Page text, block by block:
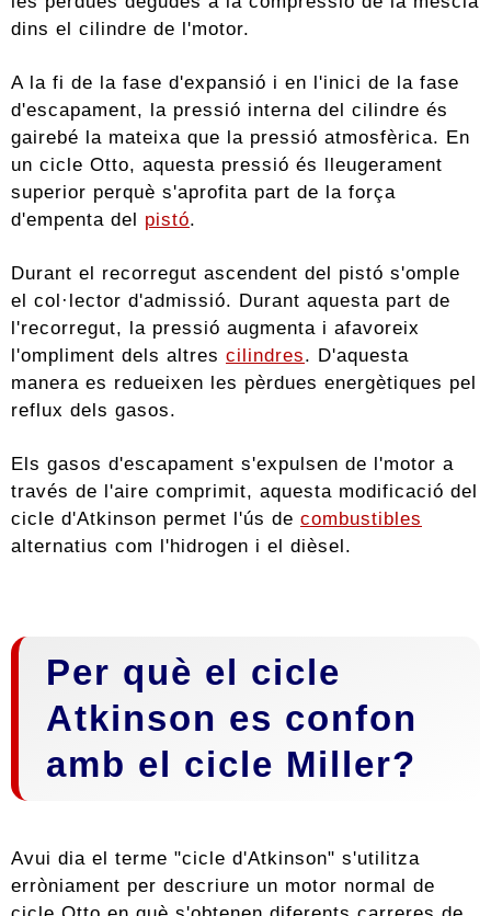
dins el cilindre de l'motor.
A la fi de la fase d'expansió i en l'inici de la fase
d'escapament, la pressió interna del cilindre és
gairebé la mateixa que la pressió atmosfèrica. En
un cicle Otto, aquesta pressió és lleugerament
superior perquè s'aprofita part de la força
d'empenta del pistó.
Durant el recorregut ascendent del pistó s'omple
el col·lector d'admissió. Durant aquesta part de
l'recorregut, la pressió augmenta i afavoreix
l'ompliment dels altres cilindres. D'aquesta
manera es redueixen les pèrdues energètiques pel
reflux dels gasos.
Els gasos d'escapament s'expulsen de l'motor a
través de l'aire comprimit, aquesta modificació del
cicle d'Atkinson permet l'ús de combustibles
alternatius com l'hidrogen i el dièsel.
Per què el cicle
Atkinson es confon
amb el cicle Miller?
Avui dia el terme "cicle d'Atkinson" s'utilitza
erròniament per descriure un motor normal de